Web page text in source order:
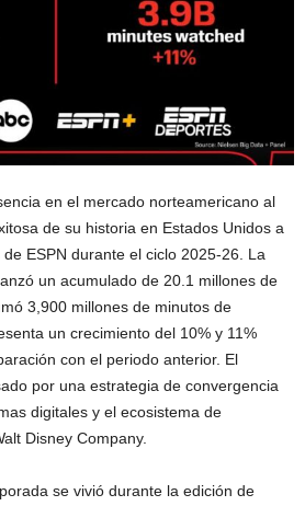
en el mercado norteamericano al
de su historia en Estados Unidos a
ESPN durante el ciclo 2025-26. La
un acumulado de 20.1 millones de
3,900 millones de minutos de
un crecimiento del 10% y 11%
con el periodo anterior. El
por una estrategia de convergencia
digitales y el ecosistema de
Disney Company.
se vivió durante la edición de